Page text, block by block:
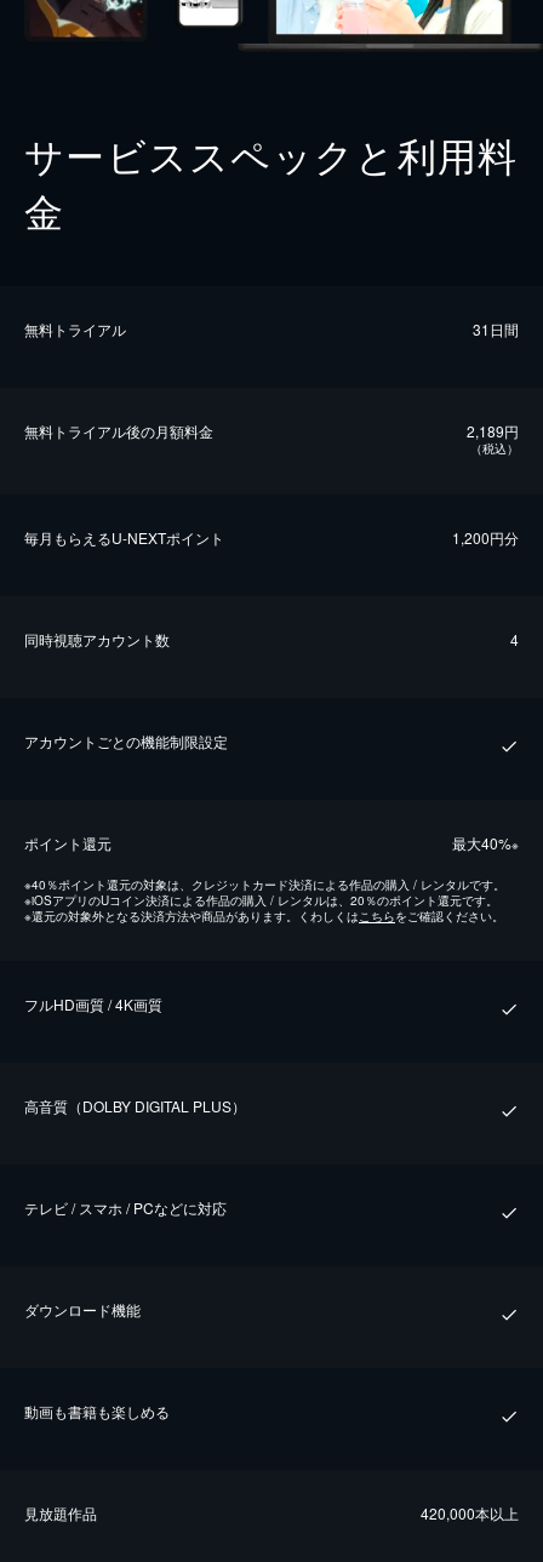
サービススペックと利用料
金
無料トライアル 31日間
無料トライアル後の⽉額料金 2,189円
（税込）
毎⽉もらえるU-NEXTポイント 1,200円分
同時視聴アカウント数 4
アカウントごとの機能制限設定
ポイント還元 最⼤40%※
※40％ポイント還元の対象は、クレジットカード決済による作品の購入 / レンタルです。
※iOSアプリのUコイン決済による作品の購入 / レンタルは、20％のポイント還元です。
※還元の対象外となる決済方法や商品があります。くわしくはこちらをご確認ください。
フルHD画質 / 4K画質
⾼⾳質（DOLBY DIGITAL PLUS）
テレビ / スマホ / PCなどに対応
ダウンロード機能
動画も書籍も楽しめる
⾒放題作品 420,000本以上